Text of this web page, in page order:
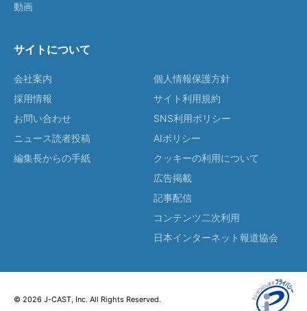
動画
サイトについて
会社案内
採用情報
お問い合わせ
ニュース読者投稿
編集長からの手紙
個人情報保護方針
サイト利用規約
SNS利用ポリシー
AIポリシー
クッキーの利用について
広告掲載
記事配信
コンテンツ二次利用
日本インターネット報道協会
© 2026 J-CAST, Inc. All Rights Reserved.